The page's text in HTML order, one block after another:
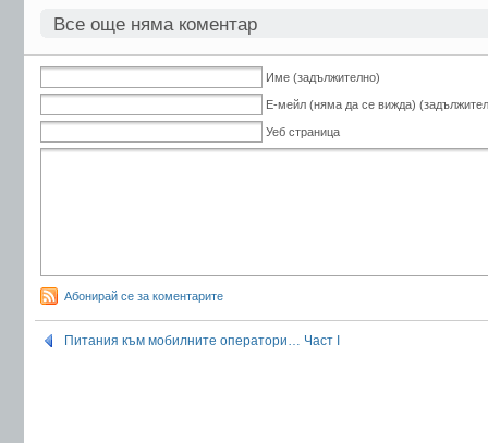
Все още няма коментар
Име (задължително)
Е-мейл (няма да се вижда)
Уеб страница
Абонирай се за коментарите
Питания към мобилните оператори… Част I